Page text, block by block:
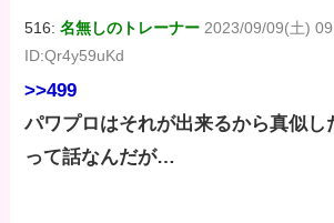
516:名無しのトレーナー 2023/09/09(土)
ID:Qr4y59uKd
>>499
パワプロはそれが出来るから真似し
って話なんだが…